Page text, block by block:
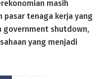
masih
pasar tenaga kerja yang
government shutdown,
yang menjadi